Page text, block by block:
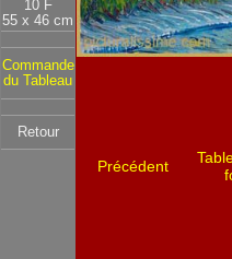
10 F
55 x 46 cm
Commande
du Tableau
Retour
Précédent